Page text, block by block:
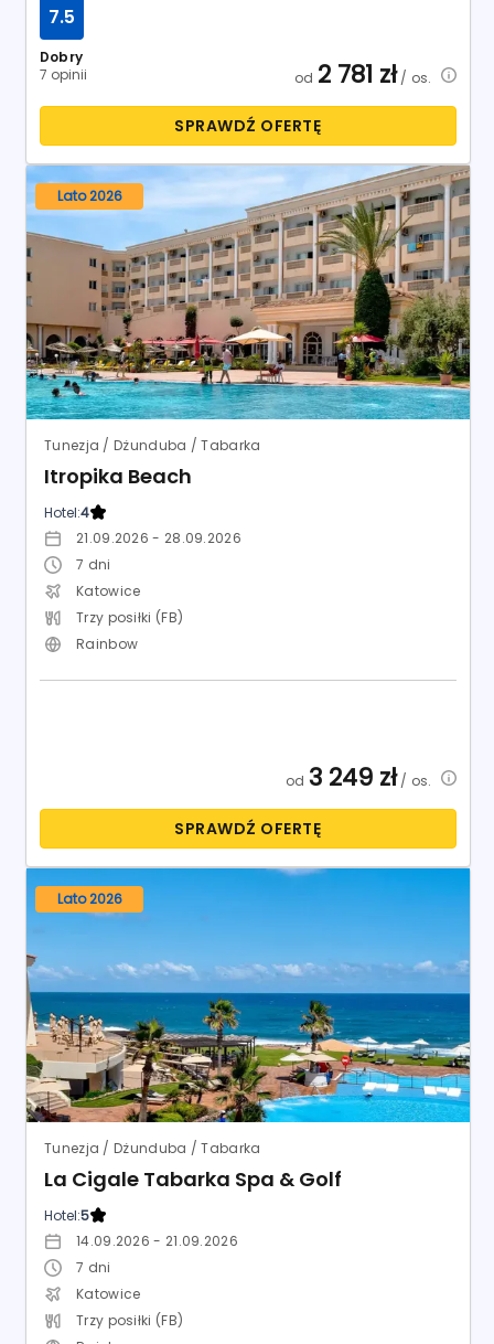
Dobry
7 opinii
7.5
od 2 781 zł/ os.
SPRAWDŹ OFERTĘ
Lato 2026
Tunezja / Dżunduba / Tabarka
Itropika Beach
Hotel:4
21.09.2026 - 28.09.2026
7 dni
Katowice
Trzy posiłki (FB)
Rainbow
od 3 249 zł/ os.
SPRAWDŹ OFERTĘ
Lato 2026
Tunezja / Dżunduba / Tabarka
La Cigale Tabarka Spa & Golf
Hotel:5
14.09.2026 - 21.09.2026
7 dni
Katowice
Trzy posiłki (FB)